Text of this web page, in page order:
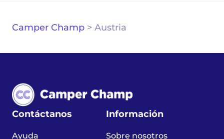
Camper Champ > Austria
Contáctanos
Ayuda
Información
Sobre nosotros